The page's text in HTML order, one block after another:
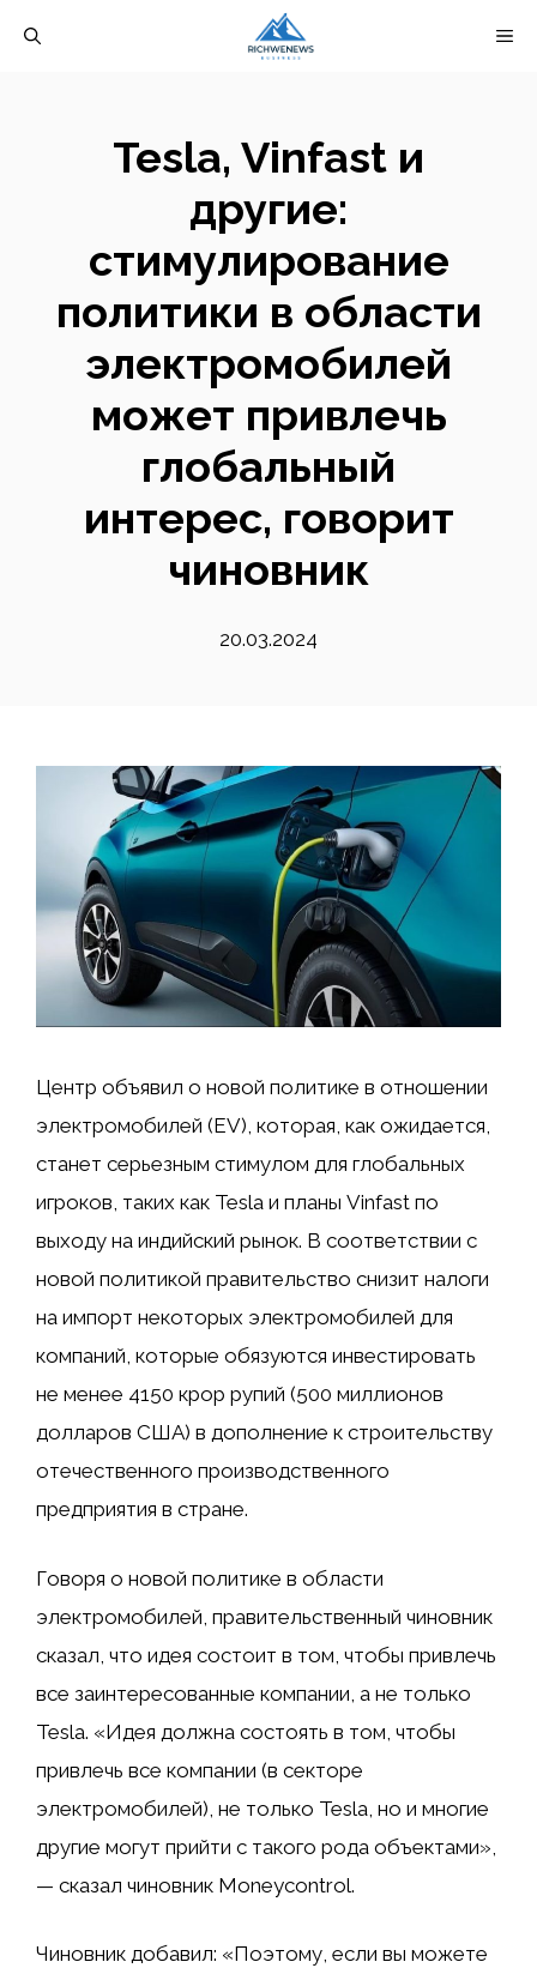
Tesla, Vinfast и
другие:
стимулирование
политики в области
электромобилей
может привлечь
глобальный
интерес, говорит
чиновник
20.03.2024
Центр объявил о новой политике в отношении
электромобилей (EV), которая, как ожидается,
станет серьезным стимулом для глобальных
игроков, таких как Tesla и планы Vinfast по
выходу на индийский рынок. В соответствии с
новой политикой правительство снизит налоги
на импорт некоторых электромобилей для
компаний, которые обязуются инвестировать
не менее 4150 крор рупий (500 миллионов
долларов США) в дополнение к строительству
отечественного производственного
предприятия в стране.
Говоря о новой политике в области
электромобилей, правительственный чиновник
сказал, что идея состоит в том, чтобы привлечь
все заинтересованные компании, а не только
Tesla. «Идея должна состоять в том, чтобы
привлечь все компании (в секторе
электромобилей), не только Tesla, но и многие
другие могут прийти с такого рода объектами»,
— сказал чиновник Moneycontrol.
Чиновник добавил: «Поэтому, если вы можете